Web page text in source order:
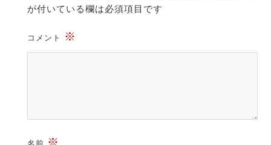
が付いている欄は必須項目です
コメント ※
※